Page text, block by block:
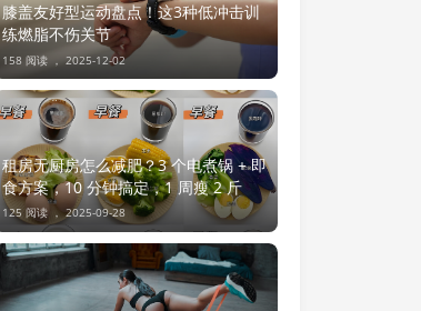
膝盖友好型运动盘点！这3种低冲击训
练燃脂不伤关节
158 阅读 ， 2025-12-02
租房无厨房怎么减肥？3 个电煮锅 + 即
食方案，10 分钟搞定，1 周瘦 2 斤
125 阅读 ， 2025-09-28